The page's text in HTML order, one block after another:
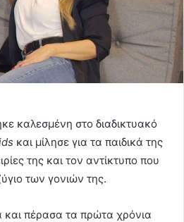
καλεσμένη στο διαδικτυακό
και μίλησε για τα παιδικά της
της και τον αντίκτυπο που
των γονιών της.
πέρασα τα πρώτα χρόνια